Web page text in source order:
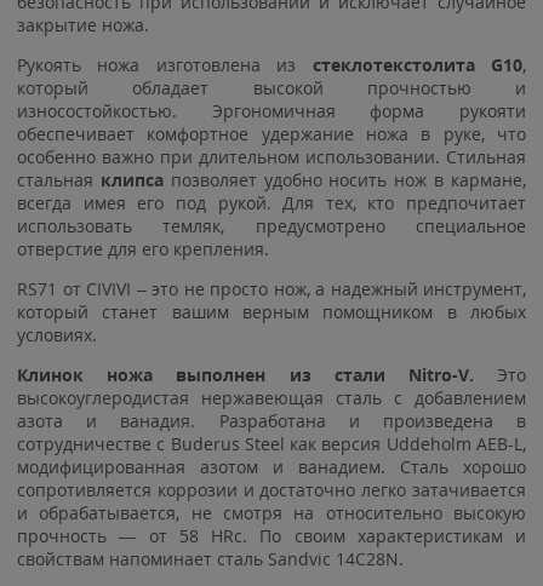
закрытие ножа.
Рукоять ножа изготовлена из стеклотекстолита G10,
который обладает высокой прочностью и
износостойкостью. Эргономичная форма рукояти
обеспечивает комфортное удержание ножа в руке, что
особенно важно при длительном использовании. Стильная
стальная клипса позволяет удобно носить нож в кармане,
всегда имея его под рукой. Для тех, кто предпочитает
использовать темляк, предусмотрено специальное
отверстие для его крепления.
RS71 от CIVIVI – это не просто нож, а надежный инструмент,
который станет вашим верным помощником в любых
условиях.
Клинок ножа выполнен из стали Nitro-V. Это
высокоуглеродистая нержавеющая сталь с добавлением
азота и ванадия. Разработана и произведена в
сотрудничестве с Buderus Steel как версия Uddeholm AEB-L,
модифицированная азотом и ванадием. Сталь хорошо
сопротивляется коррозии и достаточно легко затачивается
и обрабатывается, не смотря на относительно высокую
прочность — от 58 HRc. По своим характеристикам и
свойствам напоминает сталь Sandvic 14C28N.